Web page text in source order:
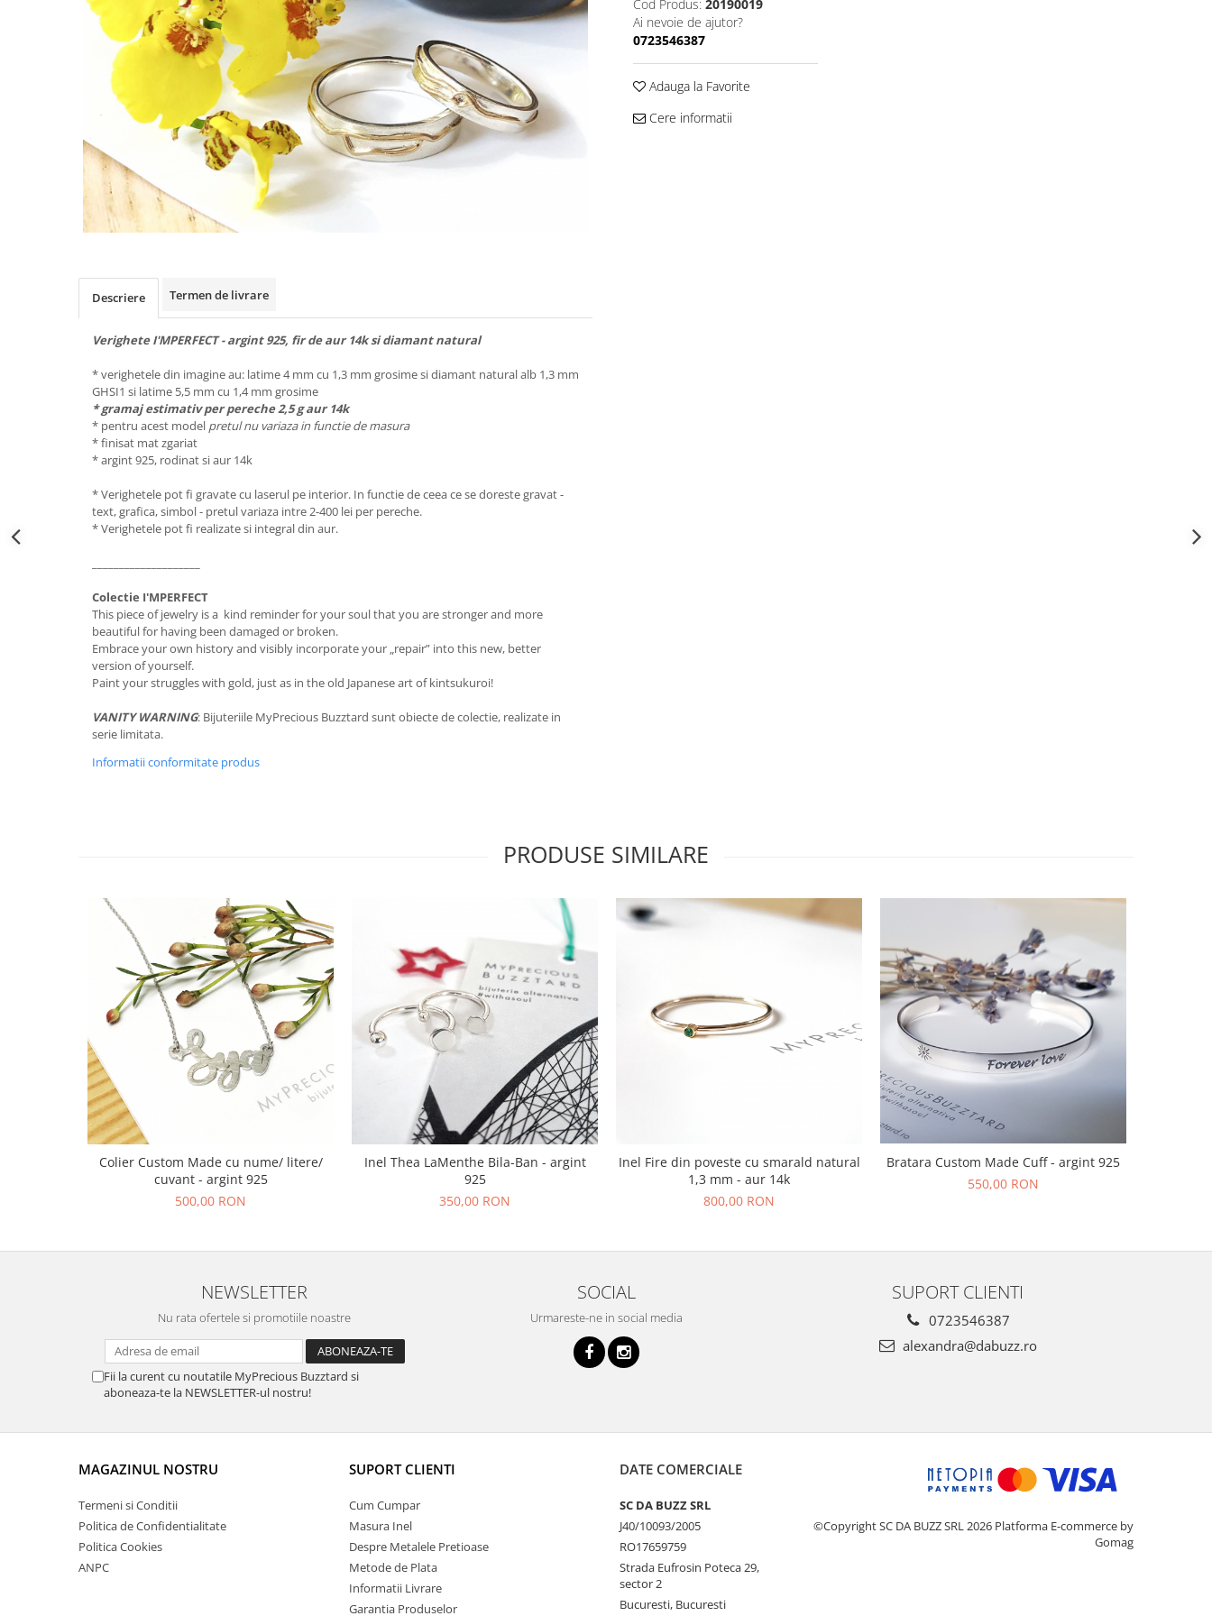
AN-TAN-TICHITAN
Cod Produs: 20190019
Ai nevoie de ajutor?
0723546387
Adauga la Favorite
Cere informatii
Descriere Termen de livrare
Verighete I'MPERFECT - argint 925, fir de aur 14k si diamant natural
* verighetele din imagine au: latime 4 mm cu 1,3 mm grosime si diamant natural alb 1,3 mm
GHSI1 si latime 5,5 mm cu 1,4 mm grosime
* gramaj estimativ per pereche 2,5 g aur 14k
* pentru acest model pretul nu variaza in functie de masura
* finisat mat zgariat
* argint 925, rodinat si aur 14k
* Verighetele pot fi gravate cu laserul pe interior. In functie de ceea ce se doreste gravat -
text, grafica, simbol - pretul variaza intre 2-400 lei per pereche.
* Verighetele pot fi realizate si integral din aur.
Colectie I'MPERFECT
This piece of jewelry is a kind reminder for your soul that you are stronger and more
beautiful for having been damaged or broken.
Embrace your own history and visibly incorporate your „repair” into this new, better
version of yourself.
Paint your struggles with gold, just as in the old Japanese art of kintsukuroi!
VANITY WARNING: Bijuteriile MyPrecious Buzztard sunt obiecte de colectie, realizate in
serie limitata.
Informatii conformitate produs
PRODUSE SIMILARE
Colier Custom Made cu nume/ litere/
cuvant - argint 925
500,00 RON
Inel Thea LaMenthe Bila-Ban - argint
925
350,00 RON
Inel Fire din poveste cu smarald natural
1,3 mm - aur 14k
800,00 RON
Bratara Custom Made Cuff - argint 925
550,00 RON
NEWSLETTER
Nu rata ofertele si promotiile noastre
Fii la curent cu noutatile MyPrecious Buzztard si
aboneaza-te la NEWSLETTER-ul nostru!
SOCIAL
Urmareste-ne in social media
SUPORT CLIENTI
0723546387
alexandra@dabuzz.ro
MAGAZINUL NOSTRU
Termeni si Conditii
Politica de Confidentialitate
Politica Cookies
ANPC
SUPORT CLIENTI
Cum Cumpar
Masura Inel
Despre Metalele Pretioase
Metode de Plata
Informatii Livrare
Garantia Produselor
DATE COMERCIALE
SC DA BUZZ SRL
J40/10093/2005
RO17659759
Strada Eufrosin Poteca 29,
sector 2
Bucuresti, Bucuresti
©Copyright SC DA BUZZ SRL 2026 Platforma E-commerce by
Gomag